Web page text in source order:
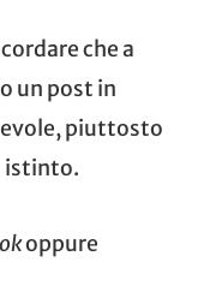
che a
un post in
piuttosto
istinto.
oppure